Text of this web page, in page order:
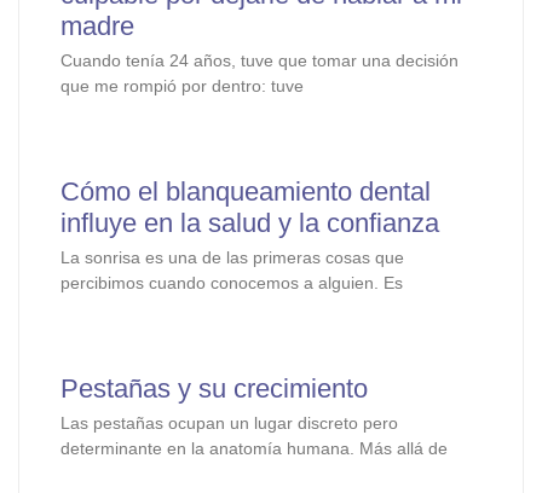
madre
Cuando tenía 24 años, tuve que tomar una decisión
que me rompió por dentro: tuve
Cómo el blanqueamiento dental
influye en la salud y la confianza
La sonrisa es una de las primeras cosas que
percibimos cuando conocemos a alguien. Es
Pestañas y su crecimiento
Las pestañas ocupan un lugar discreto pero
determinante en la anatomía humana. Más allá de